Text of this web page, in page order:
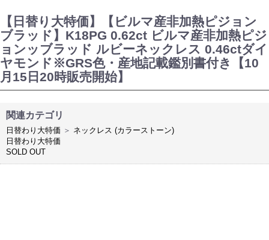
【日替り大特価】【ビルマ産非加熱ピジョン
ブラッド】K18PG 0.62ct ビルマ産非加熱ピジ
ョンッブラッド ルビーネックレス 0.46ctダイ
ヤモンド※GRS色・産地記載鑑別書付き【10
月15日20時販売開始】
関連カテゴリ
日替わり大特価 ＞ ネックレス (カラーストーン)
日替わり大特価
SOLD OUT